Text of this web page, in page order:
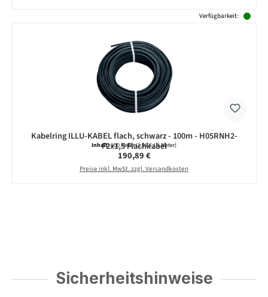
Verfügbarkeit:
Kabelring ILLU-KABEL flach, schwarz - 100m - H05RNH2-
F2x1,5 Flachkabel
Inhalt:100 Meter(1,91 € / 1 Meter)
Regulärer Preis:
190,89 €
Preise inkl. MwSt. zzgl. Versandkosten
Sicherheitshinweise